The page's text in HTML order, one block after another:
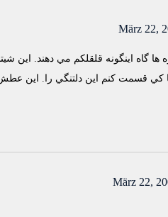
März 22,
ها گاه اينگونه قلقلكم مي دهند. اين
قسمت كنم اين دلتنگي را. اين عطش
März 22,